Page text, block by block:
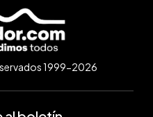
1999-2026